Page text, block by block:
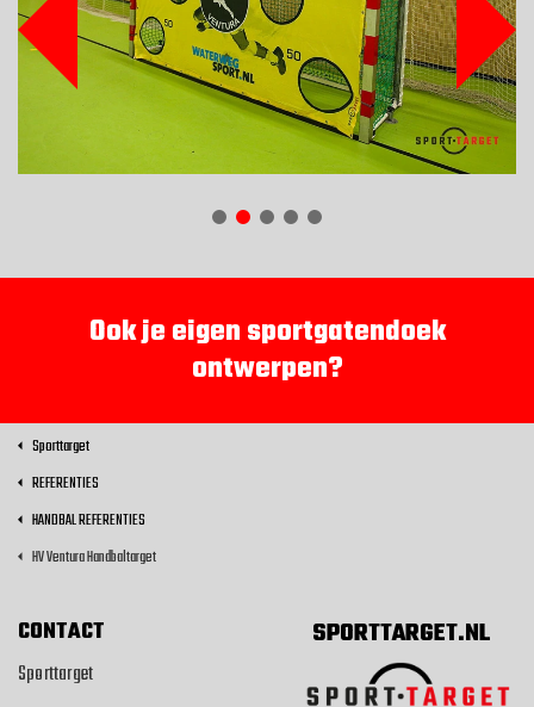
CONTACT
(+31) 010 214 20 28
Contact
Ook je eigen sportgatendoek
ontwerpen?
Sporttarget
REFERENTIES
HANDBAL REFERENTIES
HV Ventura Handbaltarget
CONTACT
Sporttarget
SPORTTARGET.NL